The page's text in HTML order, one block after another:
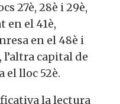
27è, 28è i 29è,
en el 41è,
en el 48è i
l’altra capital de
el lloc 52è.
la lectura